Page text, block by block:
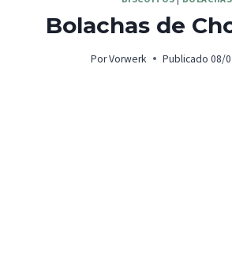
Bolachas de
PorVorwerk Publicado 08/